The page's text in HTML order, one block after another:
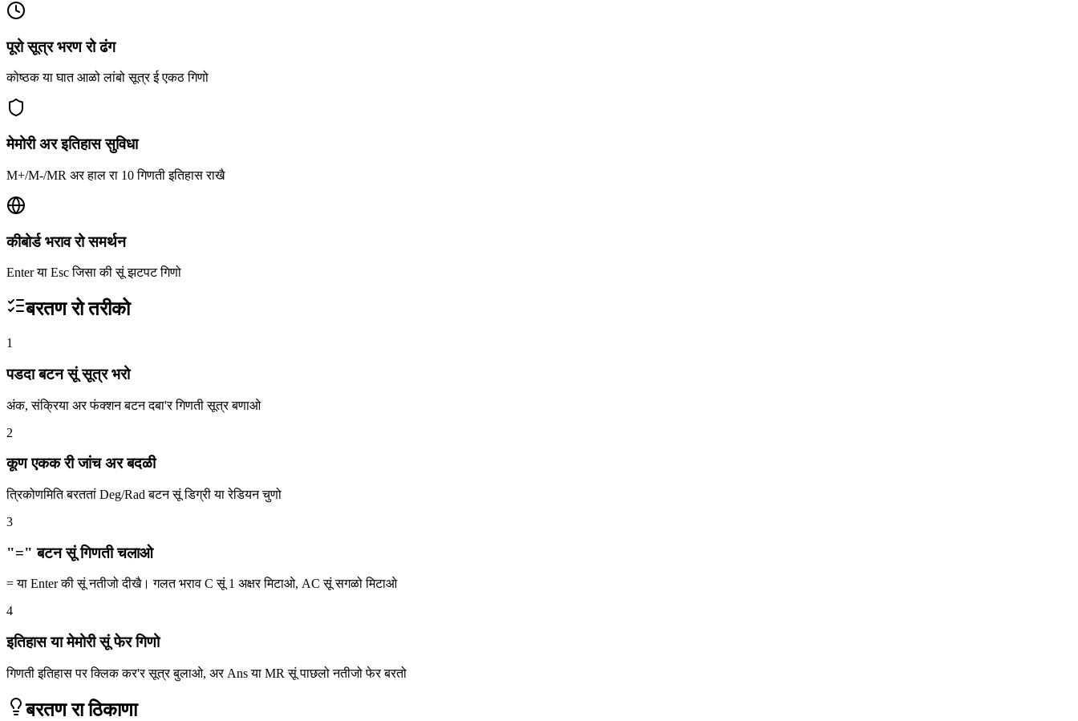
पूरो सूत्र भरण रो ढंग
कोष्ठक या घात आळो लांबो सूत्र ई एकठ गिणो
मेमोरी अर इतिहास सुविधा
M+/M-/MR अर हाल रा 10 गिणती इतिहास राखै
कीबोर्ड भराव रो समर्थन
Enter या Esc जिसा की सूं झटपट गिणो
बरतण रो तरीको
1
पडदा बटन सूं सूत्र भरो
अंक, संक्रिया अर फंक्शन बटन दबा'र गिणती सूत्र बणाओ
2
कूण एकक री जांच अर बदळी
त्रिकोणमिति बरततां Deg/Rad बटन सूं डिग्री या रेडियन चुणो
3
"=" बटन सूं गिणती चलाओ
= या Enter की सूं नतीजो दीखै। गलत भराव C सूं 1 अक्षर मिटाओ, AC सूं सगळो मिटाओ
4
इतिहास या मेमोरी सूं फेर गिणो
गिणती इतिहास पर क्लिक कर'र सूत्र बुलाओ, अर Ans या MR सूं पाछलो नतीजो फेर बरतो
बरतण रा ठिकाणा